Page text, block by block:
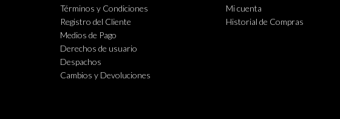
Términos y Condiciones
Registro del Cliente
Medios de Pago
Derechos de usuario
Despachos
Cambios y Devoluciones
Mi cuenta
Historial de Compras